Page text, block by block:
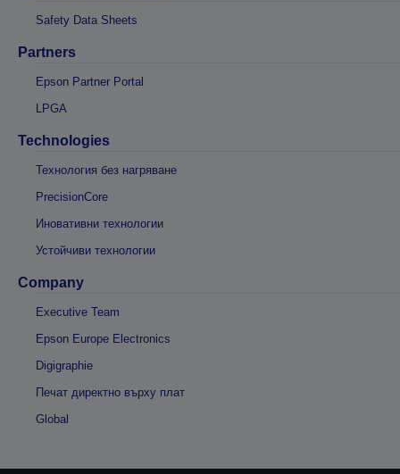
Safety Data Sheets
Partners
Epson Partner Portal
LPGA
Technologies
Технология без нагряване
PrecisionCore
Иновативни технологии
Устойчиви технологии
Company
Executive Team
Epson Europe Electronics
Digigraphie
Печат директно върху плат
Global